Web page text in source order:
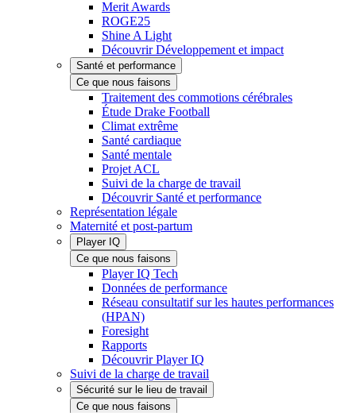
Merit Awards
ROGE25
Shine A Light
Découvrir Développement et impact
Santé et performance
Ce que nous faisons
Traitement des commotions cérébrales
Étude Drake Football
Climat extrême
Santé cardiaque
Santé mentale
Projet ACL
Suivi de la charge de travail
Découvrir Santé et performance
Représentation légale
Maternité et post-partum
Player IQ
Ce que nous faisons
Player IQ Tech
Données de performance
Réseau consultatif sur les hautes performances
(HPAN)
Foresight
Rapports
Découvrir Player IQ
Suivi de la charge de travail
Sécurité sur le lieu de travail
Ce que nous faisons